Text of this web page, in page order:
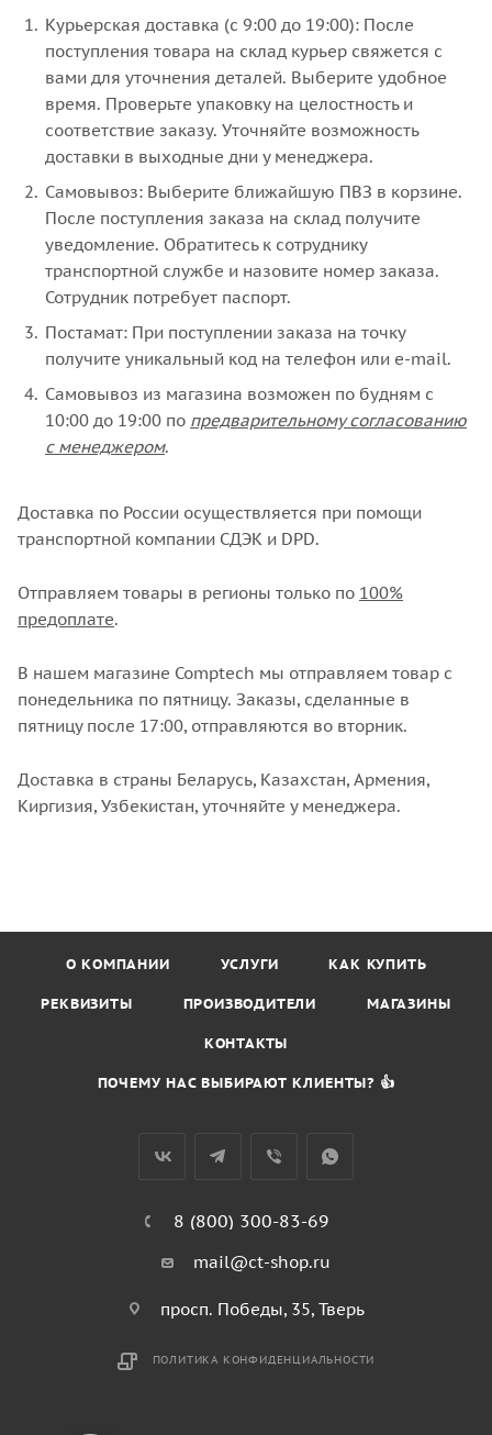
Курьерская доставка (с 9:00 до 19:00): После
поступления товара на склад курьер свяжется с
вами для уточнения деталей. Выберите удобное
время. Проверьте упаковку на целостность и
соответствие заказу. Уточняйте возможность
доставки в выходные дни у менеджера.
Самовывоз: Выберите ближайшую ПВЗ в корзине.
После поступления заказа на склад получите
уведомление. Обратитесь к сотруднику
транспортной службе и назовите номер заказа.
Сотрудник потребует паспорт.
Постамат: При поступлении заказа на точку
получите уникальный код на телефон или e-mail.
Самовывоз из магазина возможен по будням с
10:00 до 19:00 по предварительному согласованию
с менеджером.
Доставка по России осуществляется при помощи
транспортной компании СДЭК и DPD.
Отправляем товары в регионы только по 100%
предоплате.
В нашем магазине Comptech мы отправляем товар с
понедельника по пятницу. Заказы, сделанные в
пятницу после 17:00, отправляются во вторник.
Доставка в страны Беларусь, Казахстан, Армения,
Киргизия, Узбекистан, уточняйте у менеджера.
О КОМПАНИИ УСЛУГИ КАК КУПИТЬ
РЕКВИЗИТЫ ПРОИЗВОДИТЕЛИ МАГАЗИНЫ
КОНТАКТЫ
ПОЧЕМУ НАС ВЫБИРАЮТ КЛИЕНТЫ? 👍
8 (800) 300-83-69
mail@ct-shop.ru
просп. Победы, 35, Тверь
ПОЛИТИКА КОНФИДЕНЦИАЛЬНОСТИ